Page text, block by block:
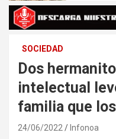
SOCIEDAD
Dos
intelectual
familia que
24/06/2022 Infonoa